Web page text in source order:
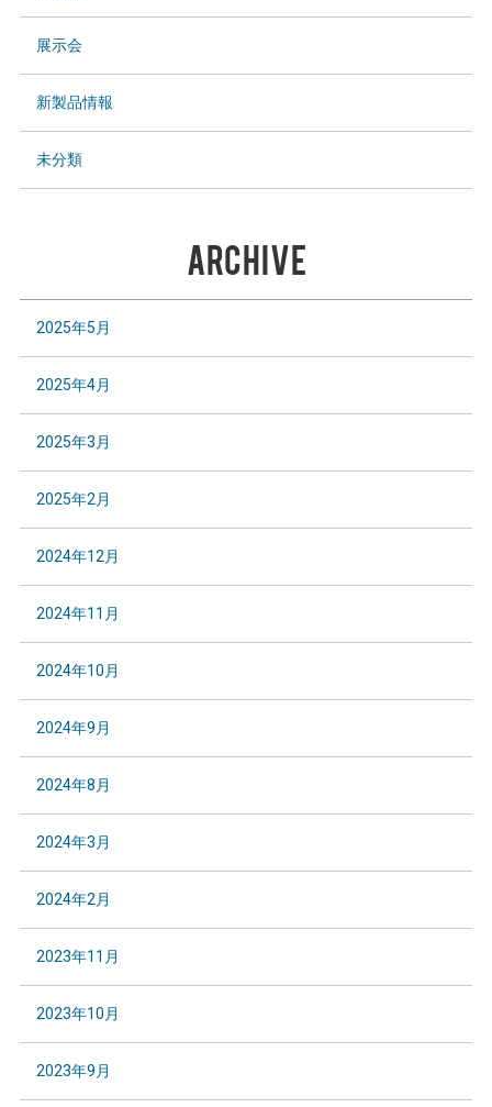
展示会
新製品情報
未分類
ARCHIVE
2025年5月
2025年4月
2025年3月
2025年2月
2024年12月
2024年11月
2024年10月
2024年9月
2024年8月
2024年3月
2024年2月
2023年11月
2023年10月
2023年9月